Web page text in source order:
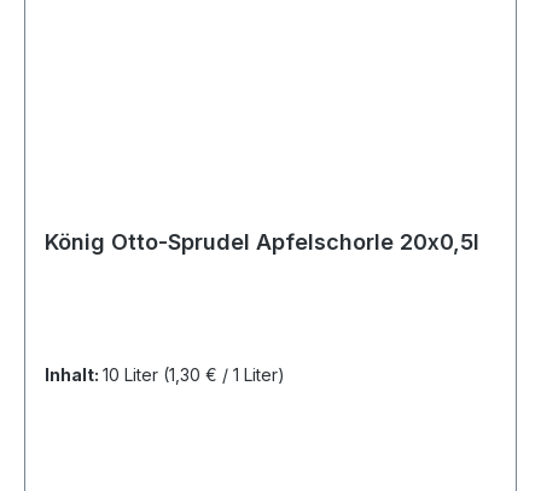
König Otto-Sprudel Apfelschorle 20x0,5l
Inhalt: 10 Liter (1,30 € / 1 Liter)